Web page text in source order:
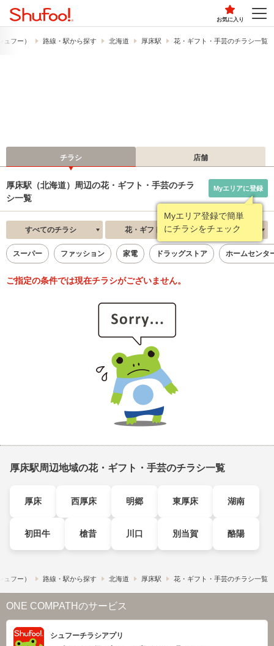
お気に入り
フー） 路線・駅から探す 北海道 厚床駅 花・ギフト・手芸のチラシ一覧
チラシ 店舗
厚床駅（北海道）周辺の花・ギフト・手芸のチラ
シ一覧
Myエリア登録で簡単
にチラシをチェック
Myエリアに登録
すべてのチラシ 花・ギフト・手芸 新着順
スーパー ファッション 家電 ドラッグストア ホームセンタ
ご指定の条件では現在チラシがございません。
厚床駅周辺地域の花・ギフト・手芸のチラシ一覧
厚床 西厚床 明郷 東厚床 湖南
初田牛 槍昔 川口 別当賀 酪陽
フー） 路線・駅から探す 北海道 厚床駅 花・ギフト・手芸のチラシ一覧
ONE COMPATHのサービス
シュフーチラシアプリ